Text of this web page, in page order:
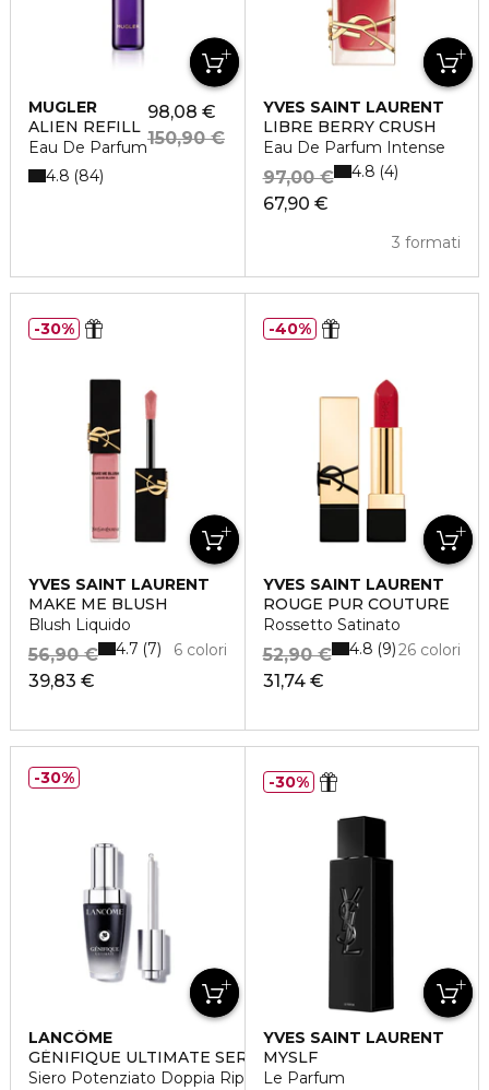
MUGLER
ALIEN REFILL
Eau De Parfum
98,08 €
150,90 €
4.8 84
YVES SAINT LAURENT
LIBRE BERRY CRUSH
Eau De Parfum Intense
67,90 €
97,00 €
3 formati
4.8 4
YVES SAINT LAURENT
MAKE ME BLUSH
Blush Liquido
39,83 €
56,90 € 6 colori
4.7 7
30%
YVES SAINT LAURENT
ROUGE PUR COUTURE
Rossetto Satinato
31,74 €
52,90 € 26 colori
4.8 9
40%
LANCÔME
GÉNIFIQUE ULTIMATE SERUM
Siero Potenziato Doppia Riparazione
30%
YVES SAINT LAURENT
MYSLF
Le Parfum
30%